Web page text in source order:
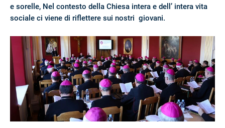
e sorelle, Nel contesto della Chiesa intera e dell’ intera vita
sociale ci viene di riflettere sui nostri giovani.